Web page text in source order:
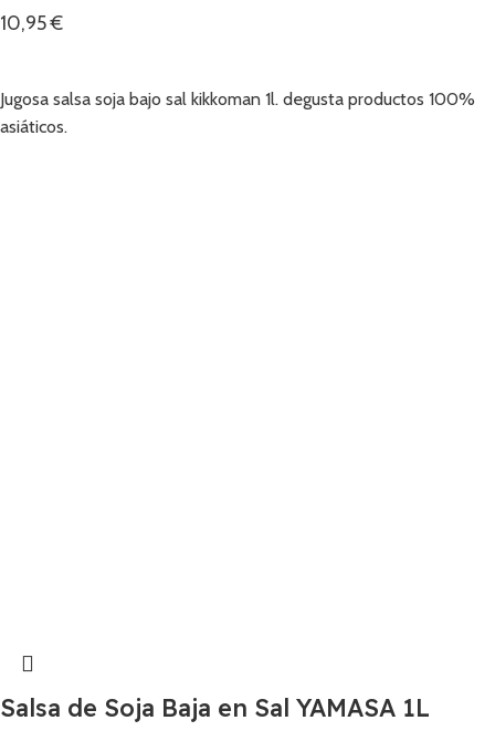
10,95€
Jugosa salsa soja bajo sal kikkoman 1l. degusta productos 100%
asiáticos.
Salsa de Soja Baja en Sal YAMASA 1L